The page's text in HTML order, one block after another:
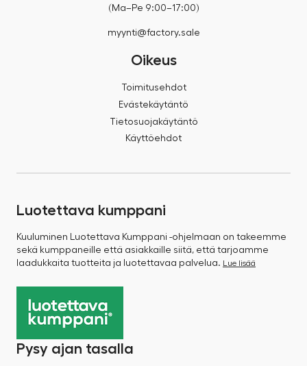
(Ma–Pe 9:00–17:00)
myynti@factory.sale
Oikeus
Toimitusehdot
Evästekäytäntö
Tietosuojakäytäntö
Käyttöehdot
Luotettava kumppani
Kuuluminen Luotettava Kumppani -ohjelmaan on takeemme
sekä kumppaneille että asiakkaille siitä, että tarjoamme
laadukkaita tuotteita ja luotettavaa palvelua.
Lue lisää
Pysy ajan tasalla